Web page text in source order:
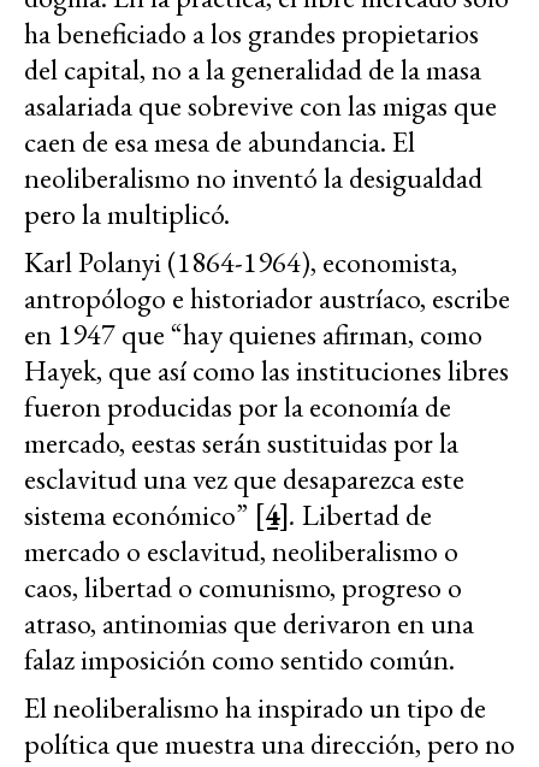
ha beneficiado a los grandes propietarios
del capital, no a la generalidad de la masa
asalariada que sobrevive con las migas que
caen de esa mesa de abundancia. El
neoliberalismo no inventó la desigualdad
pero la multiplicó.
Karl Polanyi (1864-1964), economista,
antropólogo e historiador austríaco, escribe
en 1947 que “hay quienes afirman, como
Hayek, que así como las instituciones libres
fueron producidas por la economía de
mercado, eestas serán sustituidas por la
esclavitud una vez que desaparezca este
sistema económico” [4]. Libertad de
mercado o esclavitud, neoliberalismo o
caos, libertad o comunismo, progreso o
atraso, antinomias que derivaron en una
falaz imposición como sentido común.
El neoliberalismo ha inspirado un tipo de
política que muestra una dirección, pero no